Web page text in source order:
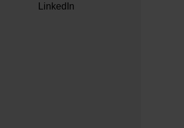
LinkedIn